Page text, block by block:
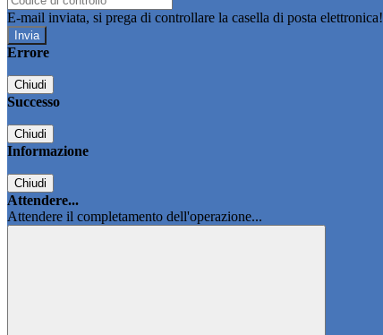
E-mail inviata, si prega di controllare la casella di posta elettronica!
Errore
Chiudi
Successo
Chiudi
Informazione
Chiudi
Attendere...
Attendere il completamento dell'operazione...